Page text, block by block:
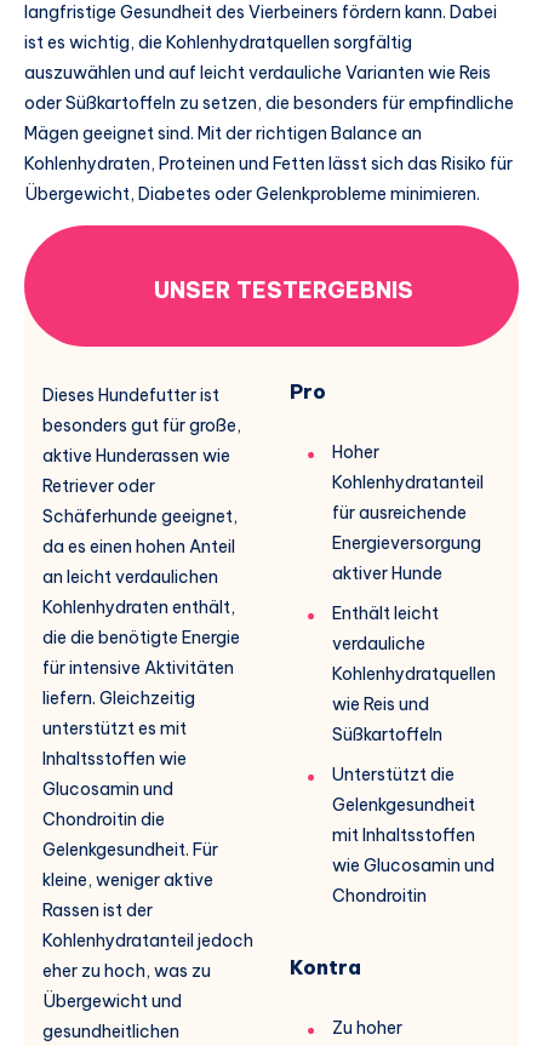
langfristige Gesundheit des Vierbeiners fördern kann. Dabei
ist es wichtig, die Kohlenhydratquellen sorgfältig
auszuwählen und auf leicht verdauliche Varianten wie Reis
oder Süßkartoffeln zu setzen, die besonders für empfindliche
Mägen geeignet sind. Mit der richtigen Balance an
Kohlenhydraten, Proteinen und Fetten lässt sich das Risiko für
Übergewicht, Diabetes oder Gelenkprobleme minimieren.
UNSER TESTERGEBNIS
Dieses Hundefutter ist
besonders gut für große,
aktive Hunderassen wie
Retriever oder
Schäferhunde geeignet,
da es einen hohen Anteil
an leicht verdaulichen
Kohlenhydraten enthält,
die die benötigte Energie
für intensive Aktivitäten
liefern. Gleichzeitig
unterstützt es mit
Inhaltsstoffen wie
Glucosamin und
Chondroitin die
Gelenkgesundheit. Für
kleine, weniger aktive
Rassen ist der
Kohlenhydratanteil jedoch
eher zu hoch, was zu
Übergewicht und
gesundheitlichen
Pro
Hoher
Kohlenhydratanteil
für ausreichende
Energieversorgung
aktiver Hunde
Enthält leicht
verdauliche
Kohlenhydratquellen
wie Reis und
Süßkartoffeln
Unterstützt die
Gelenkgesundheit
mit Inhaltsstoffen
wie Glucosamin und
Chondroitin
Kontra
Zu hoher